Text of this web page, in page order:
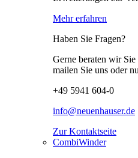
Mehr erfahren
Haben Sie Fragen?
Gerne beraten wir
mailen Sie uns oder
+49 5941 604-0
info@neuenhauser.de
Zur Kontaktseite
CombiWinder